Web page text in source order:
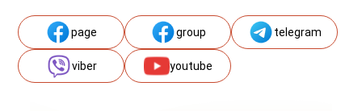
page group telegram
viber youtube